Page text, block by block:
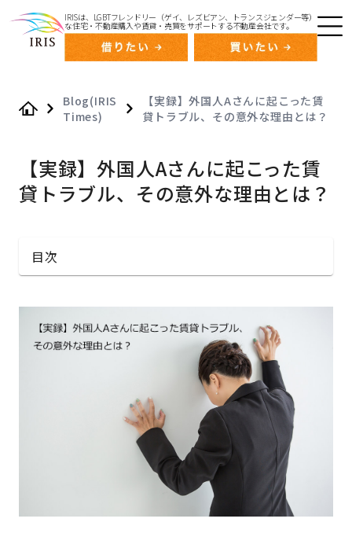
IRISは、LGBTフレンドリー（ゲイ、レズビアン、トランスジェンダー等）
な住宅・不動産購入や賃貸・売買をサポートする不動産会社です。
Blog(IRIS
Times)
【実録】外国人Aさんに起こった賃
貸トラブル、その意外な理由とは？
【実録】外国人Aさんに起こった賃
貸トラブル、その意外な理由とは？
目次